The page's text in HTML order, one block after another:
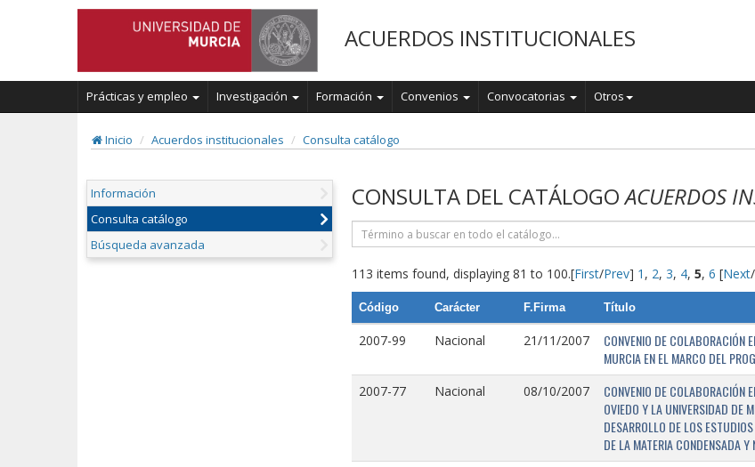
ACUERDOS INSTITUCIONALES
Prácticas y empleo Investigación Formación Convenios Convocatorias Otros
Inicio Acuerdos institucionales Consulta catálogo
Información
Consulta catálogo
Búsqueda avanzada
CONSULTA DEL CATÁLOGOACUERDOS
113 items found, displaying 81 to 100.[First/Prev] 1 , 2, 3, 4, 5, 6 [Next/
Código Carácter F.Firma Título
2007-99 Nacional 21/11/2007
CONVENIO DE COLABORACIÓN
MURCIA EN EL MARCO DEL
2007-77 Nacional 08/10/2007
CONVENIO DE COLABORACIÓN
OVIEDO Y LA UNIVERSIDAD DE
DESARROLLO DE LOS
DE LA MATERIA CONDENSADA Y